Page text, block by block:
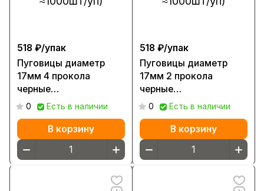
518 ₽/упак
Пуговицы диаметр
17мм 4 прокола
черные
термохимстойкие (
0 Есть в наличии
В корзину
518 ₽/упак
Пуговицы диаметр
17мм 2 прокола
черные
термохимстойкие (
0 Есть в наличии
В корзину